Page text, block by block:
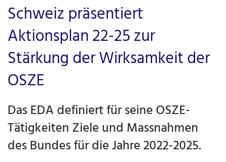
Schweiz präsentiert
Aktionsplan 22-25 zur
Stärkung der Wirksamkeit der
OSZE
Das EDA definiert für seine OSZE-
Tätigkeiten Ziele und Massnahmen
des Bundes für die Jahre 2022-2025.